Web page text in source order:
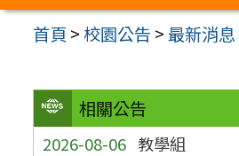
首頁 >校園公告 >最新消息
相關公告
2026-08-06 教學組